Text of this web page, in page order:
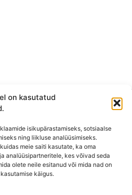
on kasutatud
isikupärastamiseks, sotsiaalse
ning liikluse analüüsimiseks.
meie saiti kasutate, ka oma
analüüsipartneritele, kes võivad seda
olete neile esitanud või mida nad on
käigus.
KONTAKT